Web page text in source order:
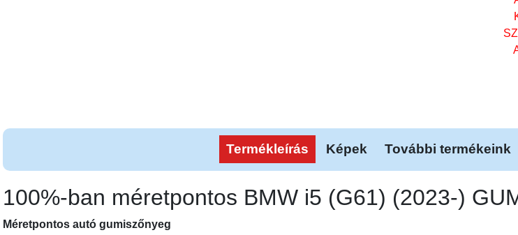
Termékleírás Képek További termékeink
100%-ban méretpontos BMW i5 (G61) (2023-)
Méretpontos autó gumiszőnyeg